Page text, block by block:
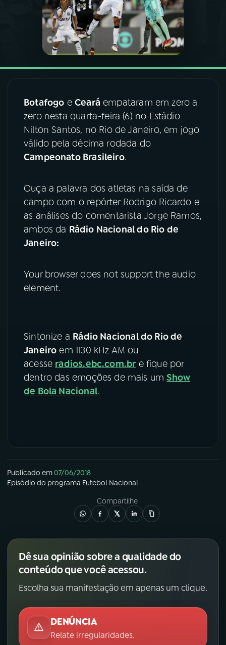
PROGRAMAS
PODCASTS
06VIDEOCASTS
07ÚLTIMAS
08 FESTIVAL DE MÚSICA
YouTube Facebook
Instagram X
TikTok
Botafogo e Ceará empataram em zero a
zero nesta quarta-feira (6) no Estádio
Nilton Santos, no Rio de Janeiro, em jogo
válido pela décima rodada do
Campeonato Brasileiro.
Ouça a palavra dos atletas na saída de
campo com o repórter Rodrigo Ricardo e
as análises do comentarista Jorge Ramos,
ambos da Rádio Nacional do Rio de
Janeiro:
Your browser does not support the audio
element.
Sintonize a Rádio Nacional do Rio de
Janeiro em 1130 kHz AM ou
acesse radios.ebc.com.br e fique por
dentro das emoções de mais umShow
de Bola Nacional.
Publicado em07/06/2018
Episódio do programa Futebol Nacional
Compartilhe
Dê sua opinião sobre a qualidade do
conteúdo que você acessou.
Escolha sua manifestação em apenas um clique.
DENÚNCIA
Relate irregularidades.